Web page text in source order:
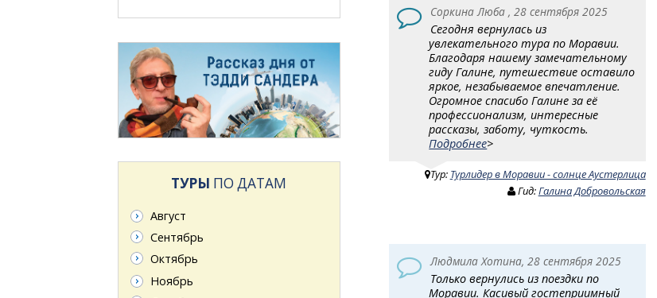
Соркина Люба , 28 сентября 2025
Сегодня вернулась из
увлекательного тура по Моравии.
Благодаря нашему замечательному
гиду Галине, путешествие оставило
яркое, незабываемое впечатление.
Огромное спасибо Галине за её
профессионализм, интересные
рассказы, заботу, чуткость.
Подробнее>
Тур: Турлидер в Моравии - солнце Аустерлица
Гид:Галина Добровольская
Людмила Хотина, 28 сентября 2025
Только вернулись из поездки по
Моравии. Касивый гостеприимный
ТУРЫ ПО ДАТАМ
Август
Сентябрь
Октябрь
Ноябрь